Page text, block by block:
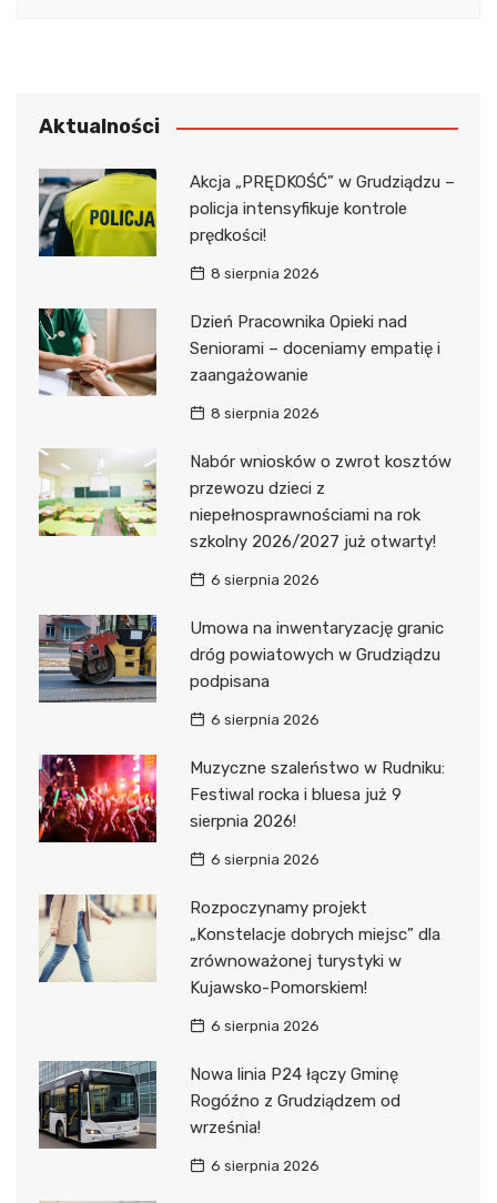
Aktualności
Akcja „PRĘDKOŚĆ” w Grudziądzu –
policja intensyfikuje kontrole
prędkości!
8 sierpnia 2026
Dzień Pracownika Opieki nad
Seniorami – doceniamy empatię i
zaangażowanie
8 sierpnia 2026
Nabór wniosków o zwrot kosztów
przewozu dzieci z
niepełnosprawnościami na rok
szkolny 2026/2027 już otwarty!
6 sierpnia 2026
Umowa na inwentaryzację granic
dróg powiatowych w Grudziądzu
podpisana
6 sierpnia 2026
Muzyczne szaleństwo w Rudniku:
Festiwal rocka i bluesa już 9
sierpnia 2026!
6 sierpnia 2026
Rozpoczynamy projekt
„Konstelacje dobrych miejsc” dla
zrównoważonej turystyki w
Kujawsko-Pomorskiem!
6 sierpnia 2026
Nowa linia P24 łączy Gminę
Rogóźno z Grudziądzem od
września!
6 sierpnia 2026